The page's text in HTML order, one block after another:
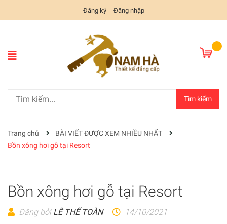
Đăng ký Đăng nhập
Tìm kiếm
Trang chủ
BÀI VIẾT ĐƯỢC XEM NHIỀU NHẤT
Bồn xông hơi gỗ tại Resort
Bồn xông hơi gỗ tại Resort
Đăng bởi LÊ THẾ TOÀN 14/10/2021